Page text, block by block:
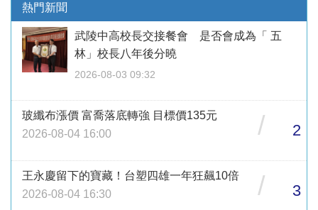
熱門新聞
武陵中高校長交接餐會 是否會成為「 五
林」校長八年後分曉
2026-08-03 09:32
玻纖布漲價 富喬落底轉強 目標價135元
2026-08-04 16:00
/ 2
王永慶留下的寶藏！台塑四雄一年狂飆10倍
2026-08-04 16:30
/ 3